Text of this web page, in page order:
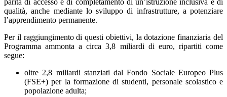
parità di accesso e di completamento di un’istruzione inclusiva e di
qualità, anche mediante lo sviluppo di infrastrutture, a potenziare
l’apprendimento permanente.
Per il raggiungimento di questi obiettivi, la dotazione finanziaria del
Programma ammonta a circa 3,8 miliardi di euro, ripartiti come
segue:
oltre 2,8 miliardi stanziati dal Fondo Sociale Europeo Plus
(FSE+) per la formazione di studenti, personale scolastico e
popolazione adulta;